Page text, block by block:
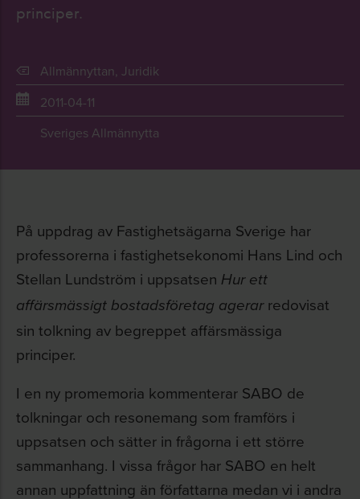
principer.
Allmännyttan, Juridik
2011-04-11
Sveriges Allmännytta
På uppdrag av Fastighetsägarna Sverige har
professorerna i fastighetsekonomi Hans Lind och
Stellan Lundström i uppsatsen Hur ett
affärsmässigt bostadsföretag agerarredovisat
sin tolkning av begreppet affärsmässiga
principer.
I en ny promemoria kommenterar SABO de
tolkningar och resonemang som framförs i
uppsatsen och sätter in frågorna i ett större
sammanhang. I vissa frågor har SABO en helt
annan uppfattning än författarna medan vi i andra